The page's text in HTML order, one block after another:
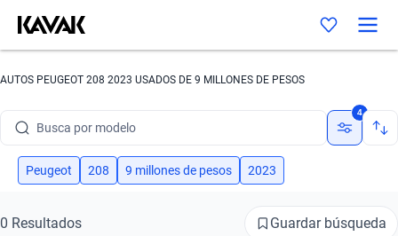
AUTOS PEUGEOT 208 2023 USADOS DE 9 MILLONES DE PESOS
Busca por modelo
Busca por versión
4
Peugeot 208 9 millones de pesos 2023
0 Resultados Guardar búsqueda